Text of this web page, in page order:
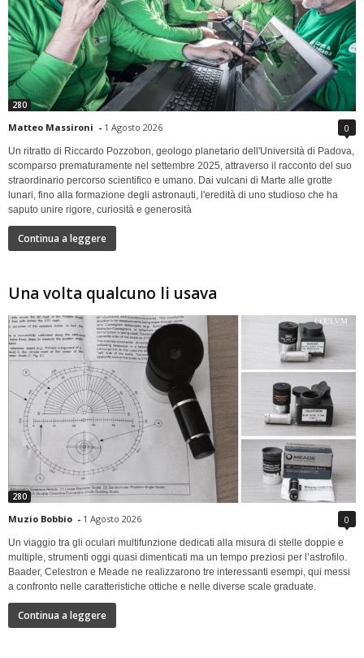
280
Matteo Massironi - 1 Agosto 2026 0
Un ritratto di Riccardo Pozzobon, geologo planetario dell'Università di Padova,
scomparso prematuramente nel settembre 2025, attraverso il racconto del suo
straordinario percorso scientifico e umano. Dai vulcani di Marte alle grotte
lunari, fino alla formazione degli astronauti, l'eredità di uno studioso che ha
saputo unire rigore, curiosità e generosità
Continua a leggere
Una volta qualcuno li usava
280
Muzio Bobbio - 1 Agosto 2026 0
Un viaggio tra gli oculari multifunzione dedicati alla misura di stelle doppie e
multiple, strumenti oggi quasi dimenticati ma un tempo preziosi per l’astrofilo.
Baader, Celestron e Meade ne realizzarono tre interessanti esempi, qui messi
a confronto nelle caratteristiche ottiche e nelle diverse scale graduate.
Continua a leggere